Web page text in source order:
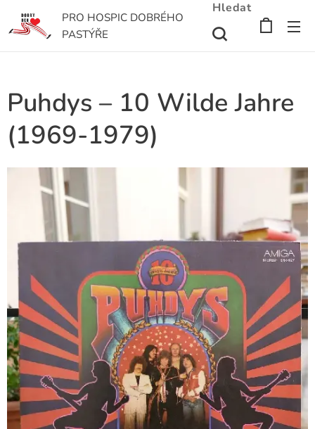
PRO HOSPIC DOBRÉHO
PASTÝŘE
Hledat
Puhdys – 10 Wilde Jahre
(1969-1979)